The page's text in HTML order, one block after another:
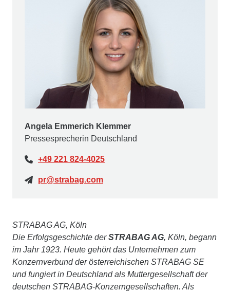
Angela Emmerich Klemmer
Pressesprecherin Deutschland
+49 221 824-4025
pr@strabag.com
STRABAG AG, Köln
Die Erfolgsgeschichte derSTRABAG AG, Köln, begann
im Jahr 1923. Heute gehört das Unternehmen zum
Konzernverbund der österreichischen STRABAG SE
und fungiert in Deutschland als Muttergesellschaft der
deutschen STRABAG-Konzerngesellschaften. Als